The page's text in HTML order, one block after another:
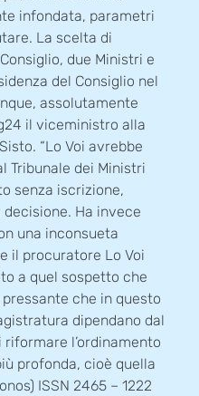
infondata, parametri
La scelta di
due Ministri e
del Consiglio nel
assolutamente
il viceministro alla
“Lo Voi avrebbe
Tribunale dei Ministri
senza iscrizione,
decisione. Ha invece
una inconsueta
il procuratore Lo Voi
a quel sospetto che
che in questo
dipendano dal
l’ordinamento
profonda, cioè quella
ISSN 2465 – 1222